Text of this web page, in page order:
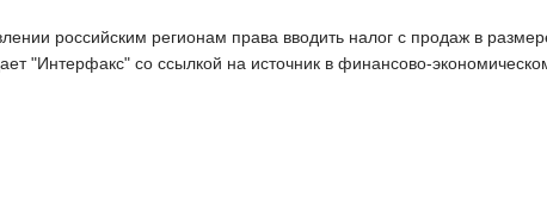
российским регионам права вводить налог с продаж в
"Интерфакс" со ссылкой на источник в финансово-